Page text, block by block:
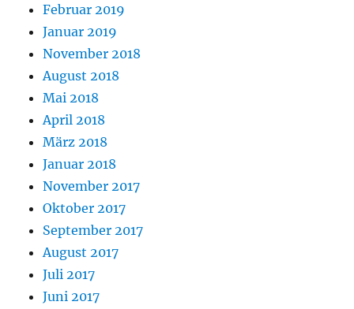
Februar 2019
Januar 2019
November 2018
August 2018
Mai 2018
April 2018
März 2018
Januar 2018
November 2017
Oktober 2017
September 2017
August 2017
Juli 2017
Juni 2017